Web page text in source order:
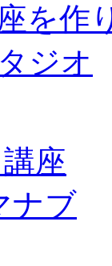
を作
ジオ
座
ナブ